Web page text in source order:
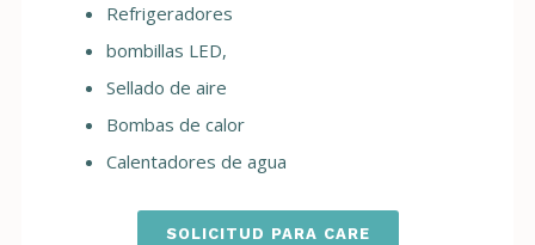
Refrigeradores
bombillas LED,
Sellado de aire
Bombas de calor
Calentadores de agua
SOLICITUD PARA CARE